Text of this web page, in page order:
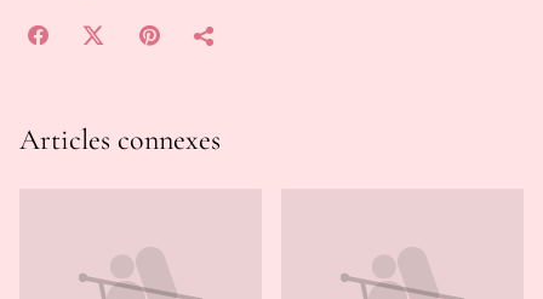
Articles connexes